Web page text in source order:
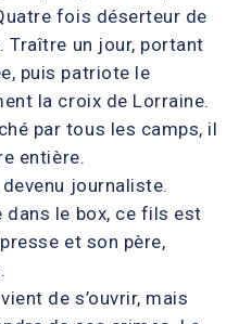
fois déserteur de
un jour, portant
puis patriote le
la croix de Lorraine.
par tous les camps, il
entière.
journaliste.
dans le box, ce fils est
et son père,
de s’ouvrir, mais